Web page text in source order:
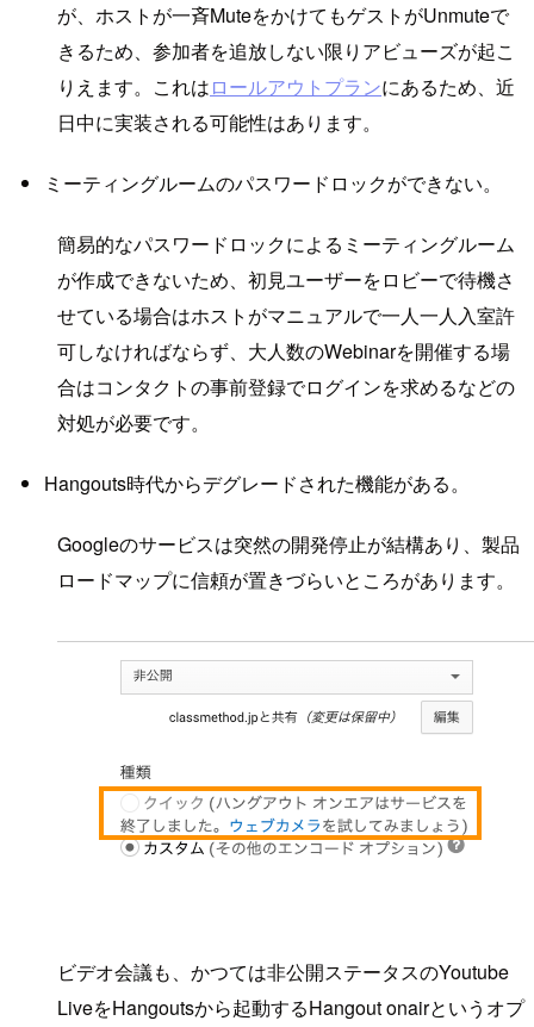
が、ホストが一斉MuteをかけてもゲストがUnmuteで
きるため、参加者を追放しない限りアビューズが起こ
りえます。これはロールアウトプランにあるため、近
日中に実装される可能性はあります。
ミーティングルームのパスワードロックができない。
簡易的なパスワードロックによるミーティングルーム
が作成できないため、初見ユーザーをロビーで待機さ
せている場合はホストがマニュアルで一人一人入室許
可しなければならず、大人数のWebinarを開催する場
合はコンタクトの事前登録でログインを求めるなどの
対処が必要です。
Hangouts時代からデグレードされた機能がある。
Googleのサービスは突然の開発停止が結構あり、製品
ロードマップに信頼が置きづらいところがあります。
ビデオ会議も、かつては非公開ステータスのYoutube
LiveをHangoutsから起動するHangout onairというオプ